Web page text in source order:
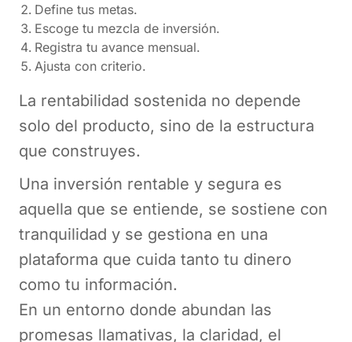
Define tus metas.
Escoge tu mezcla de inversión.
Registra tu avance mensual.
Ajusta con criterio.
La rentabilidad sostenida no depende
solo del producto, sino de la estructura
que construyes.
Una inversión rentable y segura es
aquella que se entiende, se sostiene con
tranquilidad y se gestiona en una
plataforma que cuida tanto tu dinero
como tu información.
En un entorno donde abundan las
promesas llamativas, la claridad, el